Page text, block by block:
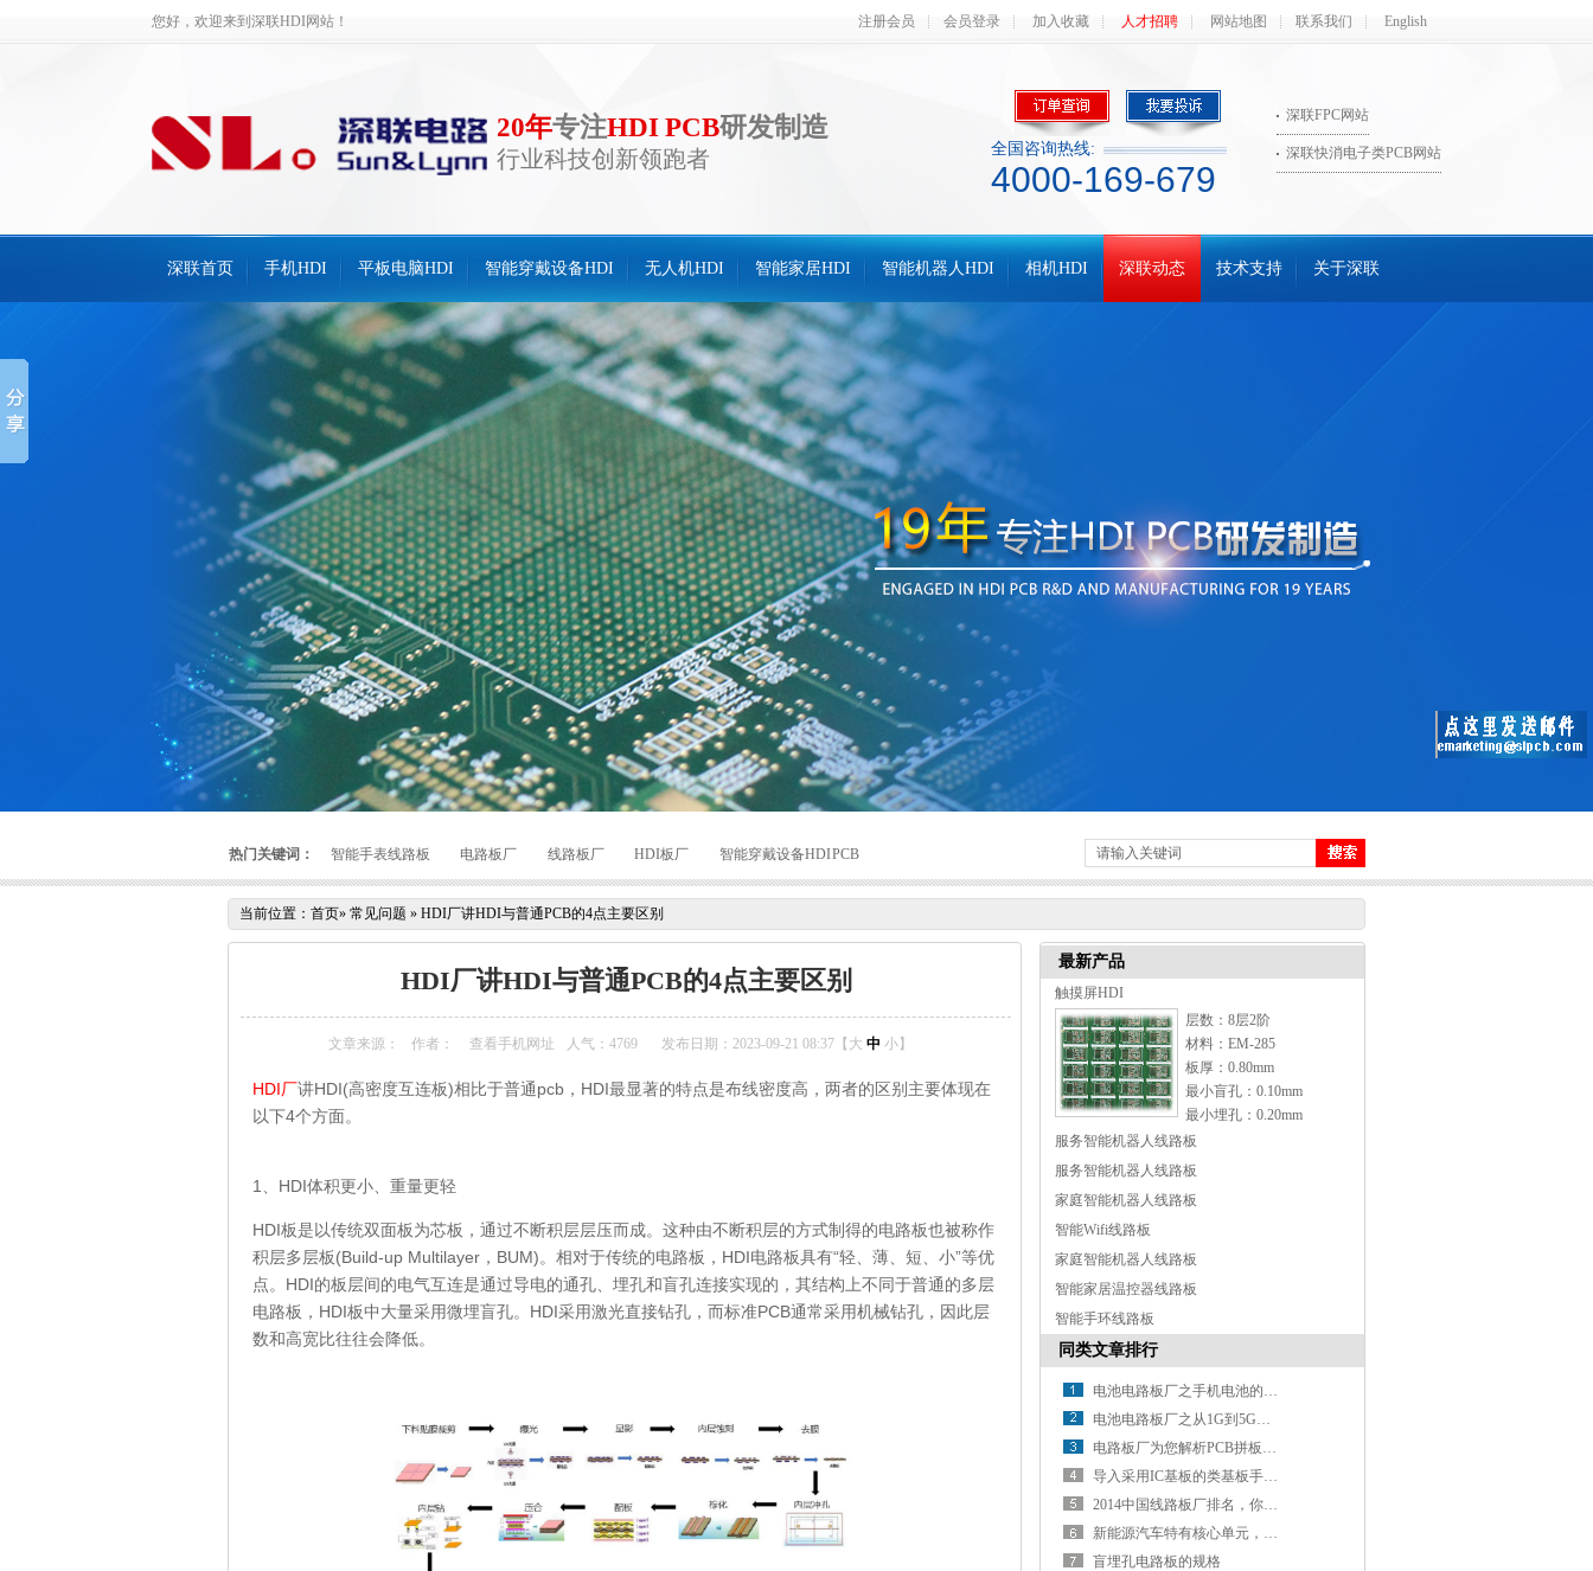
注册会员 会员登录 加入收藏 人才招聘 网站地图 联系我们 English
您好，欢迎来到深联HDI网站！
20年专注HDI PCB研发制造
行业科技创新领跑者 全国咨询热线:
4000-169-679
深联FPC网站
深联快消电子类PCB网站
深联首页 手机HDI 平板电脑HDI 智能穿戴设备HDI 无人机HDI 智能家居HDI 智能机器人HDI 相机HDI 深联动态 技术支持 关于深联
热门关键词： 智能手表线路板 电路板厂 线路板厂 HDI板厂 智能穿戴设备HDI PCB
当前位置： 首页» 常见问题 » HDI厂讲HDI与普通PCB的4点主要区别
HDI厂讲HDI与普通PCB的4点主要区别
文章来源： 作者： 查看手机网址 人气： 4769 发布日期：2023-09-21 08:37【 大 中 小】
HDI厂讲HDI(高密度互连板)相比于普通pcb，HDI最显著的特点是布线密度高，两者的区别主要体现在
以下4个方面。
1、HDI体积更小、重量更轻
HDI板是以传统双面板为芯板，通过不断积层层压而成。这种由不断积层的方式制得的电路板也被称作
积层多层板(Build-up Multilayer，BUM)。相对于传统的电路板，HDI电路板具有“轻、薄、短、小”等优
点。HDI的板层间的电气互连是通过导电的通孔、埋孔和盲孔连接实现的，其结构上不同于普通的多层
电路板，HDI板中大量采用微埋盲孔。HDI采用激光直接钻孔，而标准PCB通常采用机械钻孔，因此层
数和高宽比往往会降低。
最新产品
触摸屏HDI
层数：8层2阶
材料：EM-285
板厚：0.80mm
最小盲孔：0.10mm
最小埋孔：0.20mm
表面处理：OSP
特点：Any-layer 设计
服务智能机器人线路板
服务智能机器人线路板
家庭智能机器人线路板
智能Wifi线路板
家庭智能机器人线路板
智能家居温控器线路板
智能手环线路板
同类文章排行
电池电路板厂之手机电池的那些“误会”
电池电路板厂之从1G到5G手机进化史，鬼知道手机经历了什么？
电路板厂为您解析PCB拼板设计
导入采用IC基板的类基板手机HDI技术
2014中国线路板厂排名，你知道几家？
新能源汽车特有核心单元，带动电池线路板厂新增长
盲埋孔电路板的规格